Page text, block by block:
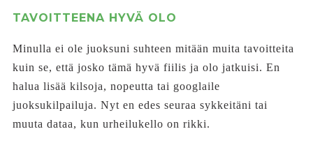
TAVOITTEENA HYVÄ OLO
Minulla ei ole juoksuni suhteen mitään muita tavoitteita
kuin se, että josko tämä hyvä fiilis ja olo jatkuisi. En
halua lisää kilsoja, nopeutta tai googlaile
juoksukilpailuja. Nyt en edes seuraa sykkeitäni tai
muuta dataa, kun urheilukello on rikki.